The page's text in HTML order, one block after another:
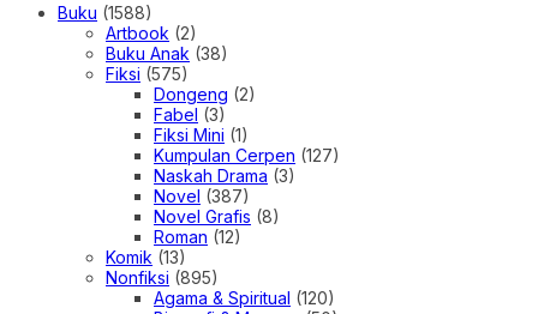
Buku (1588)
Artbook (2)
Buku Anak (38)
Fiksi (575)
Dongeng (2)
Fabel (3)
Fiksi Mini (1)
Kumpulan Cerpen (127)
Naskah Drama (3)
Novel (387)
Novel Grafis (8)
Roman (12)
Komik (13)
Nonfiksi (895)
Agama & Spiritual (120)